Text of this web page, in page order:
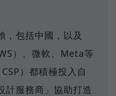
，包括中國，以及
）、微軟、Meta等
）都積極投入自
計服務商」協助打造